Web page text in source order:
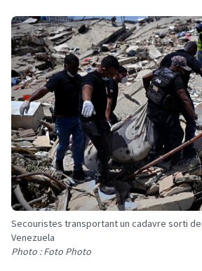
Secouristes transportant un cadavre sorti
Venezuela
Photo : Foto Photo